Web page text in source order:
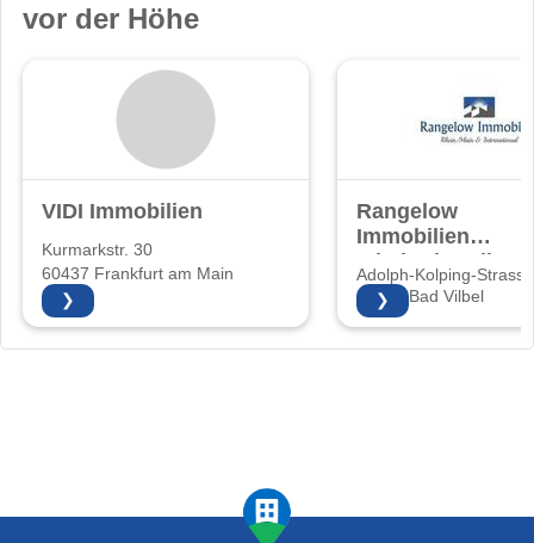
vor der Höhe
VIDI Immobilien
Kurmarkstr. 30
60437 Frankfurt am Main
❯
Rangelow
Immobilien
Inhaberin: Elke
Rangelow
Adolph-Kolping-
61118 Bad Vilbel
❯